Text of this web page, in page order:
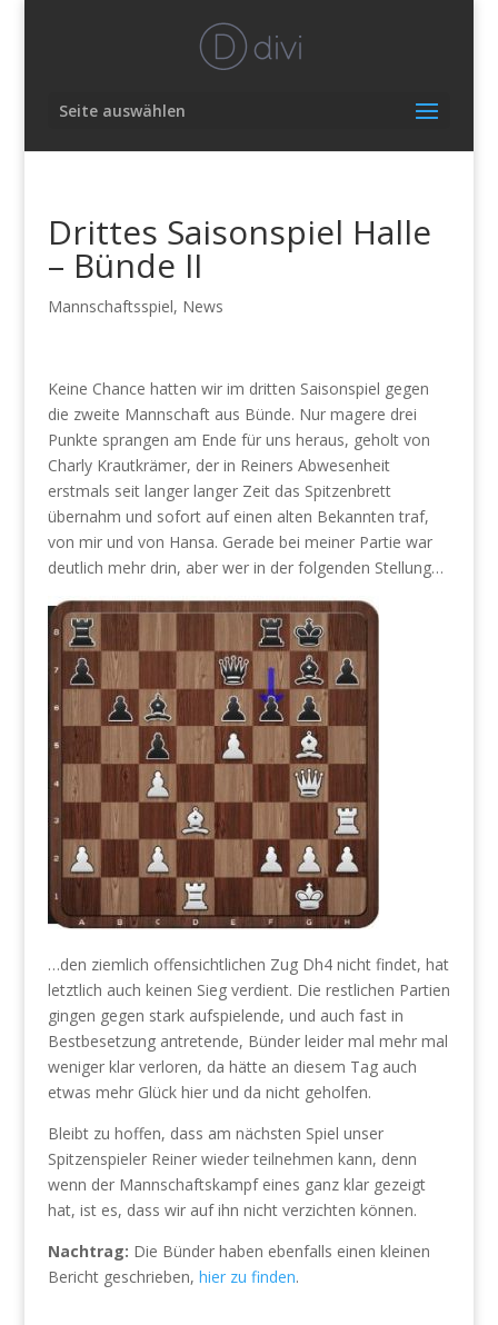
Seite auswählen
Drittes Saisonspiel Halle
– Bünde II
Mannschaftsspiel, News
Keine Chance hatten wir im dritten Saisonspiel gegen
die zweite Mannschaft aus Bünde. Nur magere drei
Punkte sprangen am Ende für uns heraus, geholt von
Charly Krautkrämer, der in Reiners Abwesenheit
erstmals seit langer langer Zeit das Spitzenbrett
übernahm und sofort auf einen alten Bekannten traf,
von mir und von Hansa. Gerade bei meiner Partie war
deutlich mehr drin, aber wer in der folgenden Stellung…
…den ziemlich offensichtlichen Zug Dh4 nicht findet, hat
letztlich auch keinen Sieg verdient. Die restlichen Partien
gingen gegen stark aufspielende, und auch fast in
Bestbesetzung antretende, Bünder leider mal mehr mal
weniger klar verloren, da hätte an diesem Tag auch
etwas mehr Glück hier und da nicht geholfen.
Bleibt zu hoffen, dass am nächsten Spiel unser
Spitzenspieler Reiner wieder teilnehmen kann, denn
wenn der Mannschaftskampf eines ganz klar gezeigt
hat, ist es, dass wir auf ihn nicht verzichten können.
Nachtrag: Die Bünder haben ebenfalls einen kleinen
Bericht geschrieben, hier zu finden.